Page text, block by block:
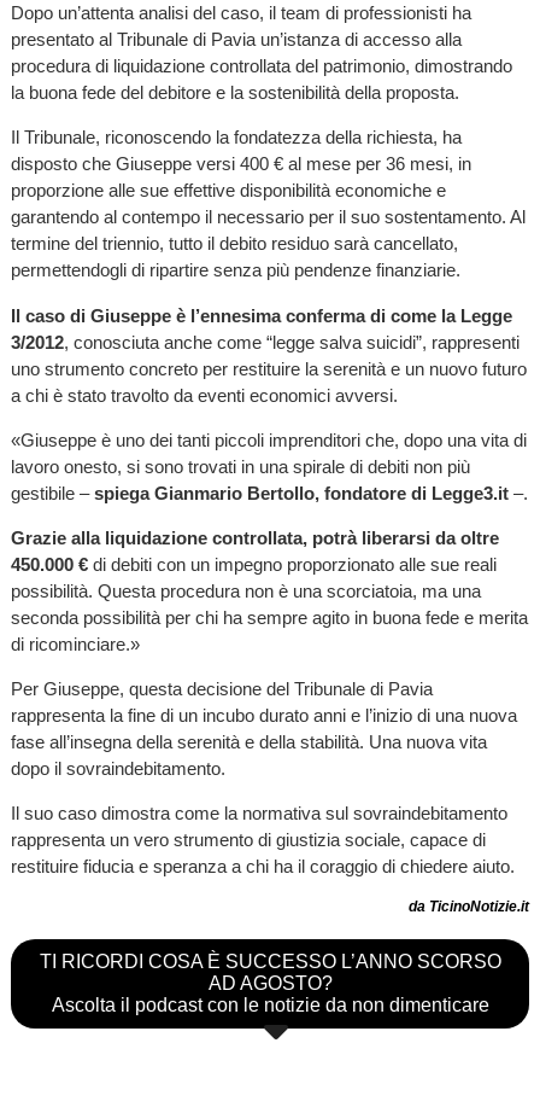
Dopo un’attenta analisi del caso, il team di professionisti ha
presentato al Tribunale di Pavia un’istanza di accesso alla
procedura di liquidazione controllata del patrimonio, dimostrando
la buona fede del debitore e la sostenibilità della proposta.
Il Tribunale, riconoscendo la fondatezza della richiesta, ha
disposto che Giuseppe versi 400 € al mese per 36 mesi, in
proporzione alle sue effettive disponibilità economiche e
garantendo al contempo il necessario per il suo sostentamento. Al
termine del triennio, tutto il debito residuo sarà cancellato,
permettendogli di ripartire senza più pendenze finanziarie.
Il caso di Giuseppe è l’ennesima conferma di come la Legge
3/2012, conosciuta anche come “legge salva suicidi”, rappresenti
uno strumento concreto per restituire la serenità e un nuovo futuro
a chi è stato travolto da eventi economici avversi.
«Giuseppe è uno dei tanti piccoli imprenditori che, dopo una vita di
lavoro onesto, si sono trovati in una spirale di debiti non più
gestibile –spiega Gianmario Bertollo, fondatore di Legge3.it–.
Grazie alla liquidazione controllata, potrà liberarsi da oltre
450.000 €di debiti con un impegno proporzionato alle sue reali
possibilità. Questa procedura non è una scorciatoia, ma una
seconda possibilità per chi ha sempre agito in buona fede e merita
di ricominciare.»
Per Giuseppe, questa decisione del Tribunale di Pavia
rappresenta la fine di un incubo durato anni e l’inizio di una nuova
fase all’insegna della serenità e della stabilità. Una nuova vita
dopo il sovraindebitamento.
Il suo caso dimostra come la normativa sul sovraindebitamento
rappresenta un vero strumento di giustizia sociale, capace di
restituire fiducia e speranza a chi ha il coraggio di chiedere aiuto.
da TicinoNotizie.it
TI RICORDI COSA È SUCCESSO L’ANNO SCORSO
AD AGOSTO?
Ascolta il podcast con le notizie da non dimenticare